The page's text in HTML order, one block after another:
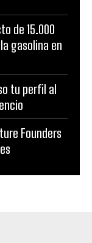
de 15.000
gasolina en
tu perfil al
Founders